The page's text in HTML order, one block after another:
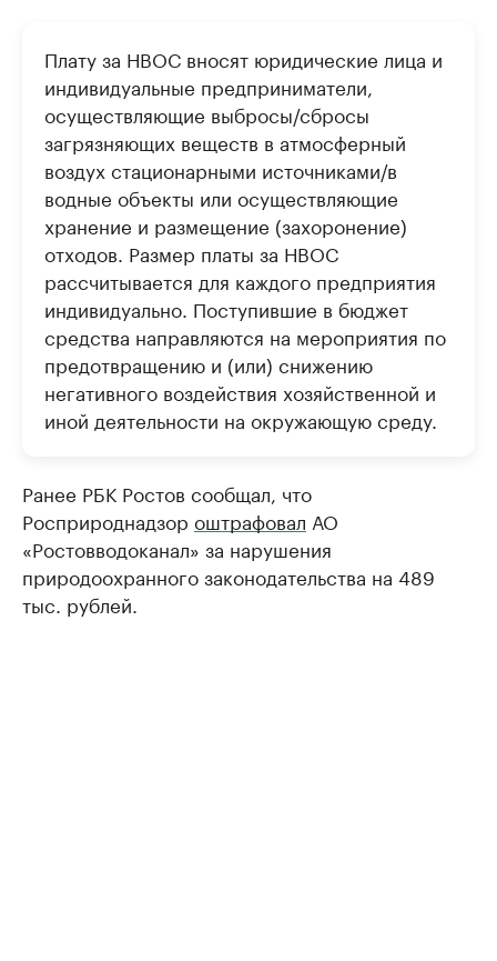
Плату за НВОС вносят юридические лица и
индивидуальные предприниматели,
осуществляющие выбросы/сбросы
загрязняющих веществ в атмосферный
воздух стационарными источниками/в
водные объекты или осуществляющие
хранение и размещение (захоронение)
отходов. Размер платы за НВОС
рассчитывается для каждого предприятия
индивидуально. Поступившие в бюджет
средства направляются на мероприятия по
предотвращению и (или) снижению
негативного воздействия хозяйственной и
иной деятельности на окружающую среду.
Ранее РБК Ростов сообщал, что
Росприроднадзор оштрафовал АО
«Ростовводоканал» за нарушения
природоохранного законодательства на 489
тыс. рублей.